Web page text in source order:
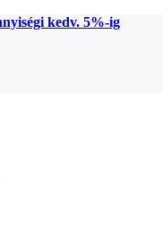
kedv. 5%-ig